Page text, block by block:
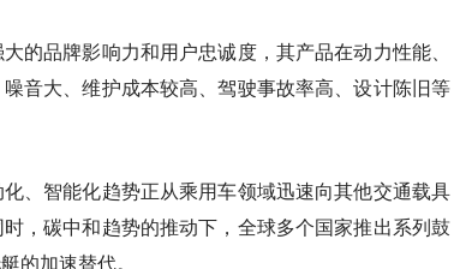
的品牌影响力和用户忠诚度，其产品在动力性能、
音大、维护成本较高、驾驶事故率高、设计陈旧等
、智能化趋势正从乘用车领域迅速向其他交通载具
，碳中和趋势的推动下，全球多个国家推出系列鼓
的加速替代。